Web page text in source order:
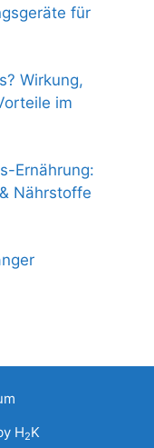
für
Wirkung,
im
Ernährung:
Nährstoffe
H2K